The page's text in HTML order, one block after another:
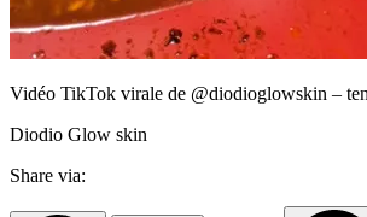
Vidéo TikTok virale de @diodioglowskin –
Diodio Glow skin
Share via: